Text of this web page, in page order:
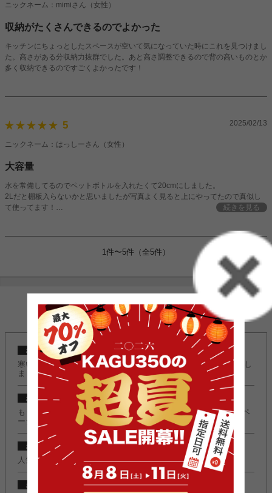
ニックネーム：mimiさん（女性）
収納がたくさんできるのでよかった
キッチンにちょっとしたスペースが空いて気になっていた時にこれを見つけまし
た。高さがある分収納力抜群でした。あと高さ調整できるので背の高いものとか
多く収納できるのですごくよかったです！
5 2025/02/13
ニックネーム：はっしーさん（女性）
大容量
水を常備してるのでペットボトルを入れたくて20cmにしました。
2Lだと棚板入らないかと思いましたが写真よく見ると上にやってたので真似し
て使ってます！
続きを見る
1件〜5件（全5件）
INFORMATION
お知らせ 2024/10/23
寒い季節もこたつでぬくぬく快適に♪『こたつ特集』ページ公開し
ました。
お知らせ 2024/10/23
もうすぐクリスマスの季節！『クリスマスコレクション2024』ペ
ージ公開しました。
お知らせ 2022/11/08
人気のＬ字デスク『Fine(ファイン)』に新カラー追加しました。
お知らせ 2022/11/08